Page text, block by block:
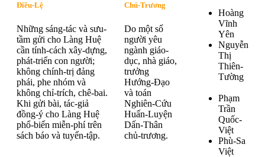
Điều-Lệ
Những sáng-tác và sưu-
tầm gửi cho Làng Huệ
cần tính-cách xây-dựng,
phát-triển con người;
không chính-trị đảng
phái, phe nhóm và
không chỉ-trích, chê-bai.
Khi gửi bài, tác-giả
đồng-ý cho Làng Huệ
phổ-biến miễn-phí trên
sách báo và tuyển-tập.
Chủ-Trương
Do một số
người yêu
ngành giáo-
dục, nhà giáo,
trưởng
Hướng-Đạo
và toán
Nghiên-Cứu
Huấn-Luyện
Dấn-Thân
chủ-trương.
Hoàng
Vĩnh
Yên
Nguyễn
Thị
Thiên-
Tường
Phạm
Trần
Quốc-
Việt
Phù-Sa
Việt